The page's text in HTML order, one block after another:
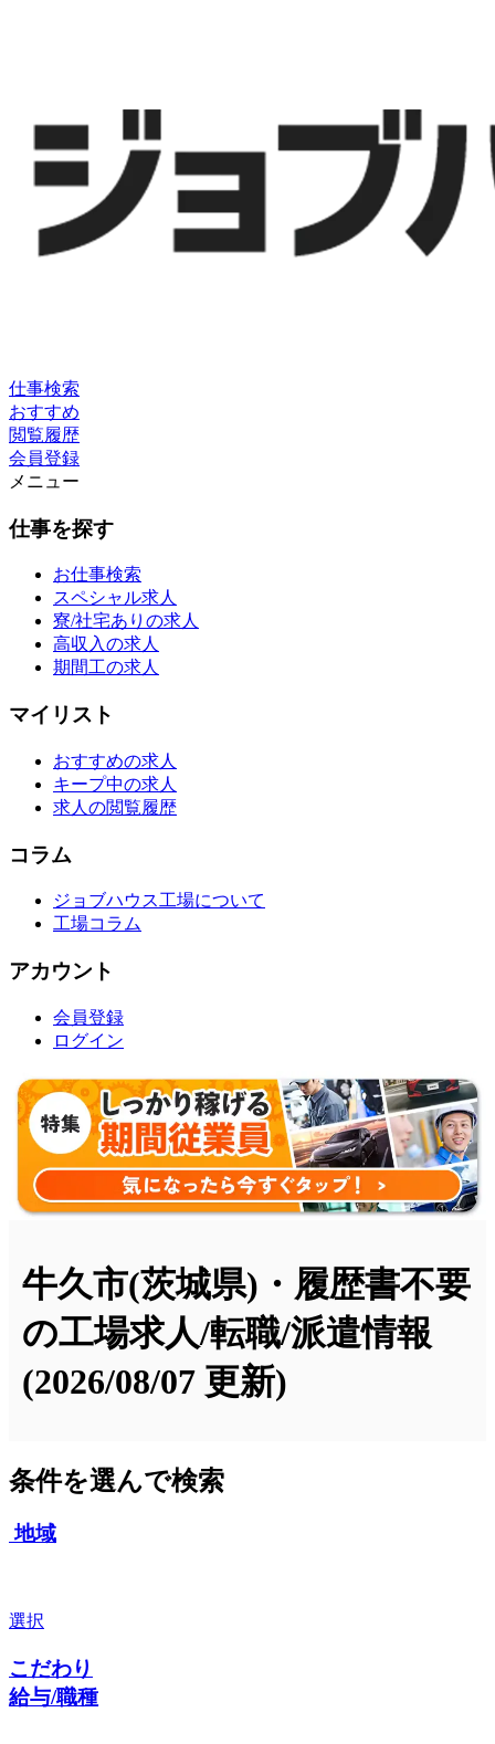
仕事検索
おすすめ
閲覧履歴
会員登録
メニュー
仕事を探す
お仕事検索
スペシャル求人
寮/社宅ありの求人
高収入の求人
期間工の求人
マイリスト
おすすめの求人
キープ中の求人
求人の閲覧履歴
コラム
ジョブハウス工場について
工場コラム
アカウント
会員登録
ログイン
牛久市(茨城県)・履歴書不要
の工場求人/転職/派遣情報
(2026/08/07 更新)
条件を選んで検索
地域
選択
こだわり
給与/職種